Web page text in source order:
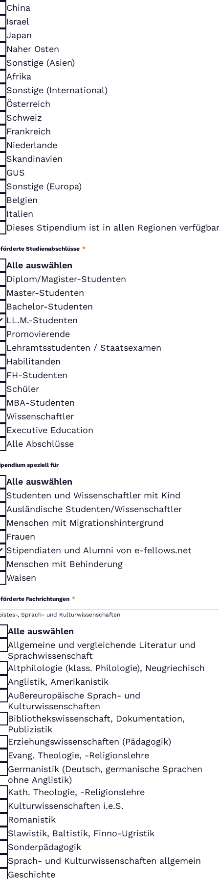
China
Israel
Japan
Naher Osten
Sonstige (Asien)
Afrika
Sonstige (International)
Österreich
Schweiz
Frankreich
Niederlande
Skandinavien
GUS
Sonstige (Europa)
Belgien
Italien
Dieses Stipendium ist in allen Regionen
Studienabschlüsse *
Alle auswählen
Diplom/Magister-Studenten
Master-Studenten
Bachelor-Studenten
LL.M.-Studenten
Promovierende
Lehramtsstudenten / Staatsexamen
Habilitanden
FH-Studenten
Schüler
MBA-Studenten
Wissenschaftler
Executive Education
Alle Abschlüsse
speziell für
Alle auswählen
Studenten und Wissenschaftler mit Kind
Ausländische Studenten/Wissenschaftler
Menschen mit Migrationshintergrund
Frauen
Stipendiaten und Alumni von e-fellows.net
Menschen mit Behinderung
Waisen
Fachrichtungen *
, Sprach- und Kulturwissenschaften
Alle auswählen
Allgemeine und vergleichende Literatur und
Sprachwissenschaft
Altphilologie (klass. Philologie), Neugriechisch
Anglistik, Amerikanistik
Außereuropäische Sprach- und
Kulturwissenschaften
Bibliothekswissenschaft, Dokumentation,
Publizistik
Erziehungswissenschaften (Pädagogik)
Evang. Theologie, -Religionslehre
Germanistik (Deutsch, germanische Sprachen
ohne Anglistik)
Kath. Theologie, -Religionslehre
Kulturwissenschaften i.e.S.
Romanistik
Slawistik, Baltistik, Finno-Ugristik
Sonderpädagogik
Sprach- und Kulturwissenschaften allgemein
Geschichte